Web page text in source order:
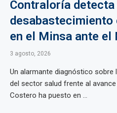
Contraloría detecta
desabastecimiento
en el Minsa ante el
3 agosto, 2026
Un alarmante diagnóstico sobre
del sector salud frente al
Costero ha puesto en ...